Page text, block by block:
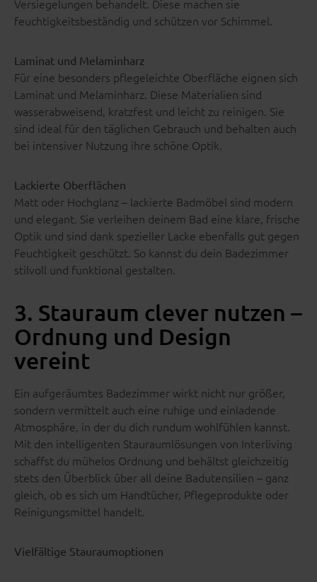
Versiegelungen behandelt. Diese machen sie
feuchtigkeitsbeständig und schützen vor Schimmel.
Laminat und Melaminharz
Für eine besonders pflegeleichte Oberfläche eignen sich
Laminat und Melaminharz. Diese Materialien sind
wasserabweisend, kratzfest und leicht zu reinigen. Sie
sind ideal für den täglichen Gebrauch und behalten auch
bei intensiver Nutzung ihre schöne Optik.
Lackierte Oberflächen
Matt oder Hochglanz – lackierte Badmöbel sind modern
und elegant. Sie verleihen deinem Bad eine klare, frische
Optik und sind dank spezieller Lacke ebenfalls gut gegen
Feuchtigkeit geschützt. So kannst du dein Badezimmer
stilvoll und funktional gestalten.
3. Stauraum clever nutzen –
Ordnung und Design
vereint
Ein aufgeräumtes Badezimmer wirkt nicht nur größer,
sondern vermittelt auch eine ruhige und einladende
Atmosphäre, in der du dich rundum wohlfühlen kannst.
Mit den intelligenten Stauraumlösungen von Interliving
schaffst du mühelos Ordnung und behältst gleichzeitig
stets den Überblick über all deine Badutensilien – ganz
gleich, ob es sich um Handtücher, Pflegeprodukte oder
Reinigungsmittel handelt.
Vielfältige Stauraumoptionen